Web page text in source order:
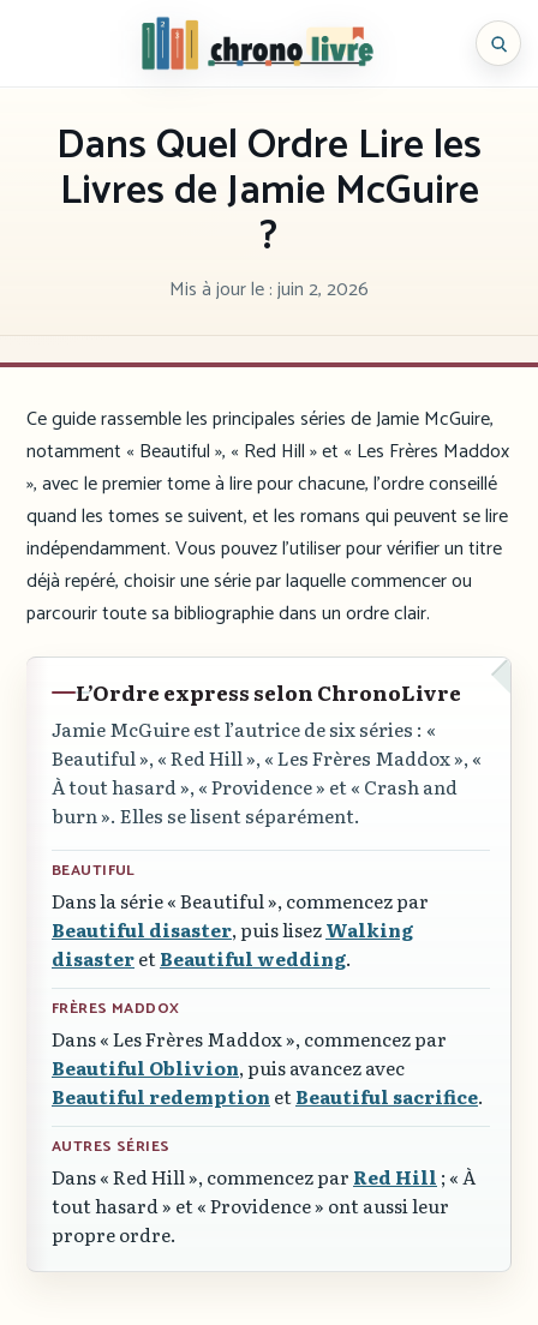
Chronolivre
Dans Quel Ordre Lire les
Livres de Jamie McGuire
?
Mis à jour le :juin 2, 2026
Ce guide rassemble les principales séries de Jamie McGuire,
notamment « Beautiful », « Red Hill » et « Les Frères Maddox
», avec le premier tome à lire pour chacune, l’ordre conseillé
quand les tomes se suivent, et les romans qui peuvent se lire
indépendamment. Vous pouvez l’utiliser pour vérifier un titre
déjà repéré, choisir une série par laquelle commencer ou
parcourir toute sa bibliographie dans un ordre clair.
L’Ordre express selon ChronoLivre
Jamie McGuire est l’autrice de six séries : «
Beautiful »,« Red Hill »,« Les Frères Maddox »,«
À tout hasard », « Providence » et« Crash and
burn ». Elles se lisent séparément.
BEAUTIFUL
Dans la série« Beautiful », commencez par
Beautiful disaster, puis lisezWalking
disasteretBeautiful wedding.
FRÈRES MADDOX
Dans« Les Frères Maddox », commencez par
Beautiful Oblivion, puis avancez avec
Beautiful redemption etBeautiful sacrifice.
AUTRES SÉRIES
Dans« Red Hill », commencez par Red Hill ;« À
tout hasard » et« Providence » ont aussi leur
propre ordre.